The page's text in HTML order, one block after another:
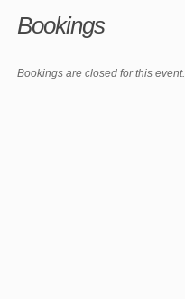
Bookings
Bookings are closed for this event.